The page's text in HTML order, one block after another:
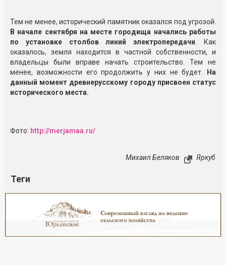
Тем не менее, исторический памятник оказался под угрозой.
В начале сентября на месте городища начались работы
по установке столбов линий электропередачи. Как
оказалось, земля находится в частной собственности, и
владельцы были вправе начать строительство. Тем не
менее, возможности его продолжить у них не будет.
На
данный момент древнерусскому городу присвоен статус
исторического места.
Фото: http://merjamaa.ru/
Михаил Беляков Яркуб
Теги